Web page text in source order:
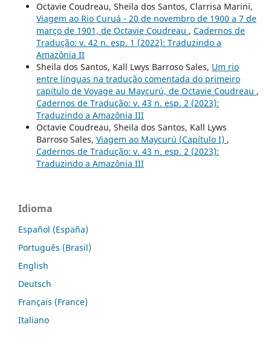
Octavie Coudreau, Sheila dos Santos, Clarrisa Marini,
Viagem ao Rio Curuá - 20 de novembro de 1900 a 7 de
março de 1901, de Octavie Coudreau , Cadernos de
Tradução: v. 42 n. esp. 1 (2022): Traduzindo a
Amazônia II
Sheila dos Santos, Kall Lwys Barroso Sales, Um rio
entre línguas na tradução comentada do primeiro
capítulo de Voyage au Maycurú, de Octavie Coudreau ,
Cadernos de Tradução: v. 43 n. esp. 2 (2023):
Traduzindo a Amazônia III
Octavie Coudreau, Sheila dos Santos, Kall Lyws
Barroso Sales, Viagem ao Maycurú (Capítulo I) ,
Cadernos de Tradução: v. 43 n. esp. 2 (2023):
Traduzindo a Amazônia III
Idioma
Español (España)
Português (Brasil)
English
Deutsch
Français (France)
Italiano